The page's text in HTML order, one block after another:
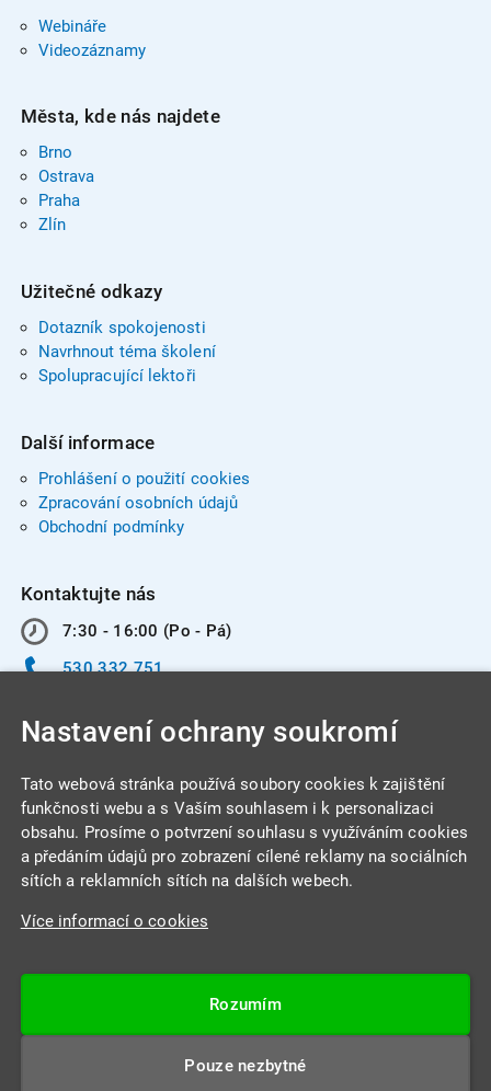
Webináře
Videozáznamy
Města, kde nás najdete
Brno
Ostrava
Praha
Zlín
Užitečné odkazy
Dotazník spokojenosti
Navrhnout téma školení
Spolupracující lektoři
Další informace
Prohlášení o použití cookies
Zpracování osobních údajů
Obchodní podmínky
Kontaktujte nás
7:30 - 16:00 (Po - Pá)
530 332 751
INTEGRA CENTRUM s.r.o.
Jabloňová 662/7
Datová schránka: 4beca6d
Nastavení ochrany soukromí
Tato webová stránka používá soubory cookies k zajištění
funkčnosti webu a s Vaším souhlasem i k personalizaci
obsahu. Prosíme o potvrzení souhlasu s využíváním cookies
a předáním údajů pro zobrazení cílené reklamy na sociálních
sítích a reklamních sítích na dalších webech.
Více informací o cookies
Rozumím
Pouze nezbytné